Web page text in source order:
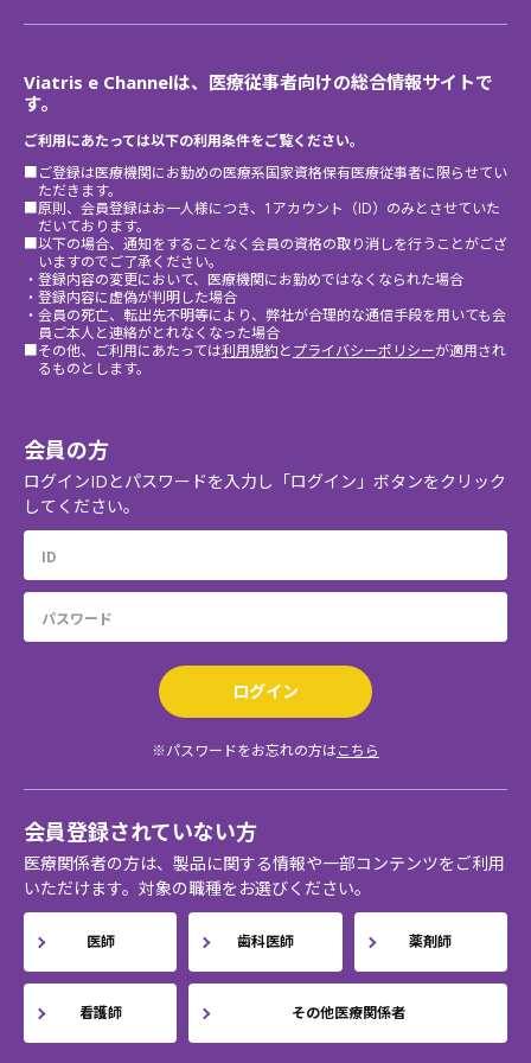
Viatris e Channelは、医療従事者向けの総合情報サイトで
す。
ご利用にあたっては以下の利用条件をご覧ください。
■ご登録は医療機関にお勤めの医療系国家資格保有医療従事者に限らせてい
ただきます。
■原則、会員登録はお一人様につき、1アカウント（ID）のみとさせていた
だいております。
■以下の場合、通知をすることなく会員の資格の取り消しを行うことがござ
いますのでご了承ください。
・登録内容の変更において、医療機関にお勤めではなくなられた場合
・登録内容に虚偽が判明した場合
・会員の死亡、転出先不明等により、弊社が合理的な通信手段を用いても会
員ご本人と連絡がとれなくなった場合
■その他、ご利用にあたっては利用規約とプライバシーポリシーが適用され
るものとします。
会員の方
ログインIDとパスワードを入力し「ログイン」ボタンをクリック
してください。
ログイン
※パスワードをお忘れの方はこちら
会員登録されていない方
医療関係者の方は、製品に関する情報や一部コンテンツをご利用
いただけます。対象の職種をお選びください。
医師 歯科医師 薬剤師
看護師 その他医療関係者